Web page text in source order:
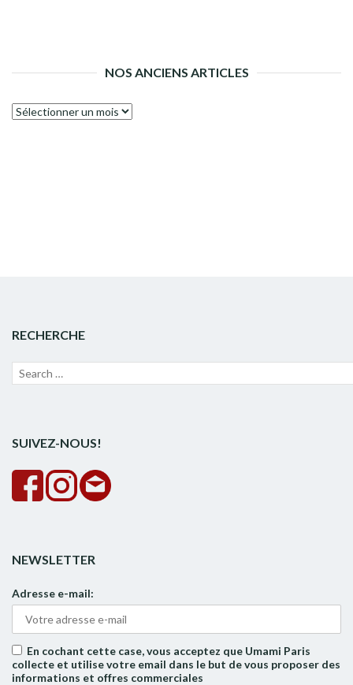
NOS ANCIENS ARTICLES
Nos
RECHERCHE
Recherche
SUIVEZ-NOUS!
NEWSLETTER
Adresse e-mail:
En cochant cette case, vous acceptez que Umami Paris
collecte et utilise votre email dans le but de vous proposer des
informations et offres commerciales